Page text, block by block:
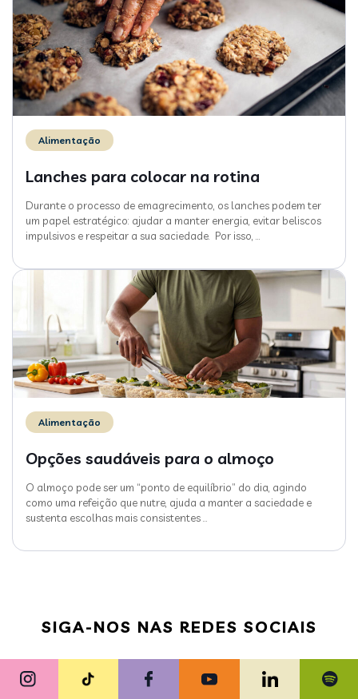
Alimentação
Lanches para colocar na rotina
Durante o processo de emagrecimento, os lanches podem ter
um papel estratégico: ajudar a manter energia, evitar beliscos
impulsivos e respeitar a sua saciedade. Por isso, …
Alimentação
Opções saudáveis para o almoço
O almoço pode ser um “ponto de equilíbrio” do dia, agindo
como uma refeição que nutre, ajuda a manter a saciedade e
sustenta escolhas mais consistentes…
SIGA-NOS NAS REDES SOCIAIS